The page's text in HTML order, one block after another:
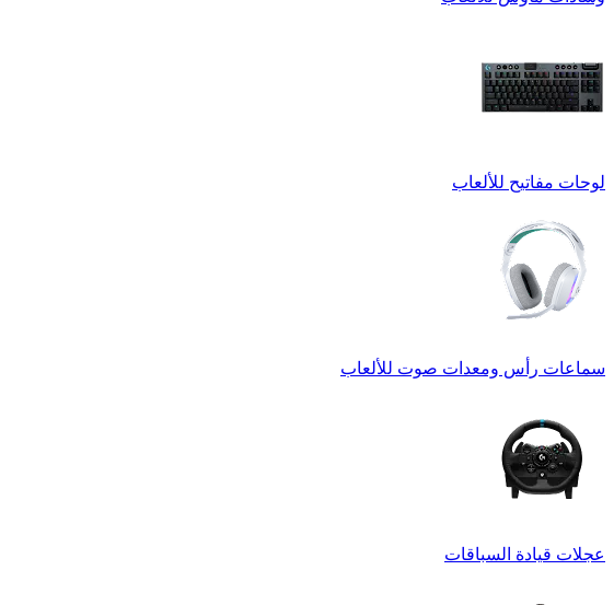
لوحات مفاتيح للألعاب
سماعات رأس ومعدات صوت للألعاب
عجلات قيادة السباقات